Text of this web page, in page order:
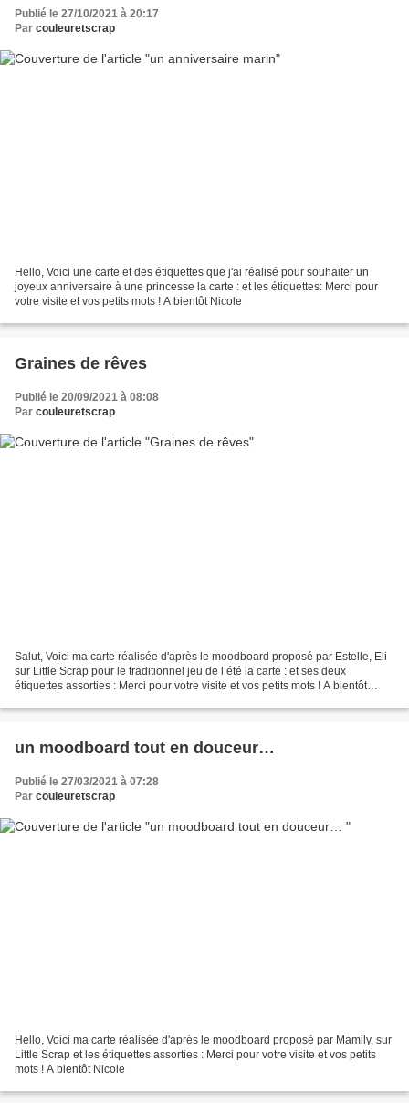
Publié le 27/10/2021 à 20:17
Par couleuretscrap
Hello, Voici une carte et des étiquettes que j'ai réalisé pour souhaiter un
joyeux anniversaire à une princesse la carte : et les étiquettes: Merci pour
votre visite et vos petits mots ! A bientôt Nicole
Graines de rêves
Publié le 20/09/2021 à 08:08
Par couleuretscrap
Salut, Voici ma carte réalisée d'après le moodboard proposé par Estelle, Eli
sur Little Scrap pour le traditionnel jeu de l’été la carte : et ses deux
étiquettes assorties : Merci pour votre visite et vos petits mots ! A bientôt
un moodboard tout en douceur…
Publié le 27/03/2021 à 07:28
Par couleuretscrap
Hello, Voici ma carte réalisée d'après le moodboard proposé par Mamily, sur
Little Scrap et les étiquettes assorties : Merci pour votre visite et vos petits
mots ! A bientôt Nicole